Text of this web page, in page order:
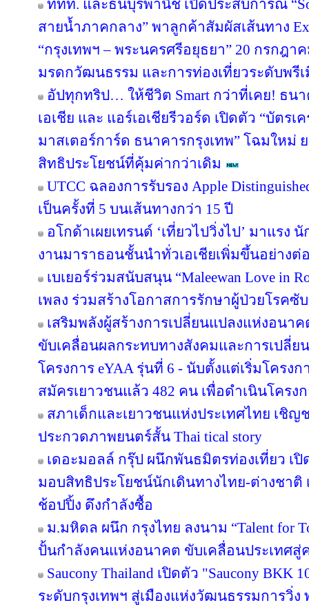
ททท. และธนบุรีพานิช เปิดประสบการณ์
สายน้ำภาคกลาง” พาลูกค้าสัมผัสเส้นทาง
“กรุงเทพฯ – พระนครศรีอยุธยา” 20 กรกฎ
มรดกวัฒนธรรม และการท่องเที่ยวระดับพรี
อัปทุกทริป… ให้ชีวิต Smart กว่าที่เคย! ธน
เอเชีย และ แอร์เอเชียรีวอร์ด เปิดตัว “บัตร
มาสเตอร์การ์ด ธนาคารกรุงเทพ” โฉมใหม่
สิทธิประโยชน์ที่คุ้มค่ากว่าเดิม
UTCC ฉลองการรับรอง Apple
เป็นครั้งที่ 5 บนเส้นทางกว่า 15 ปี
อโกด้าเผยเทรนด์ ‘เที่ยวไปวิ่งไป’ มาแรง
งานมาราธอนชั้นนำทั่วเอเชียเพิ่มขึ้นอย่างต่
เบเยอร์ร่วมสนับสนุน “Maleewan Love in
เพลง ร่วมสร้างโอกาสการรักษาผู้ป่วยโรค
เสริมพลังผู้สร้างการเปลี่ยนแปลงแห่งอนา
ขับเคลื่อนผลกระทบทางสังคมและการเปลี่ย
โครงการ eYAA รุ่นที่ 6 - นับตั้งแต่เริ่มโครง
สมัครเยาวชนแล้ว 482 คน เพื่อดำเนินโครง
สภาเด็กและเยาวชนแห่งประเทศไทย เชิ
ประกวดภาพยนตร์สั้น Thai tical story
เดอะมอลล์ กรุ๊ป ผนึกพันธมิตรท่องเที่ยว เปิด
มอบสิทธิประโยชน์นักเดินทางไทย-ต่างชาติ
ช้อปปิ้ง ดึงกำลังซื้อ
ม.มหิดล ผนึก กรุงไทย ลงนาม “Talent for
ปั้นกำลังคนแห่งอนาคต ขับเคลื่อนประเทศสู่
Saucony Thailand เปิดตัว "Saucony
ระดับกรุงเทพฯ สู่เมืองแห่งวัฒนธรรมการวิ่ง